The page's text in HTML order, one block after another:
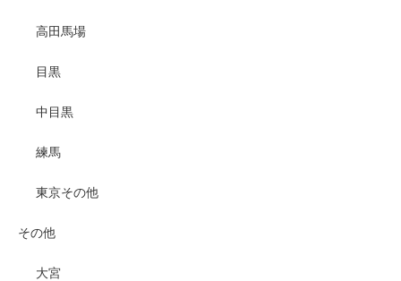
高田馬場
目黒
中目黒
練馬
東京その他
その他
大宮